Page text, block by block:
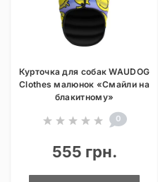
Курточка для собак WAUDOG
Clothes малюнок «Смайли на
блакитному»
0
555 грн.